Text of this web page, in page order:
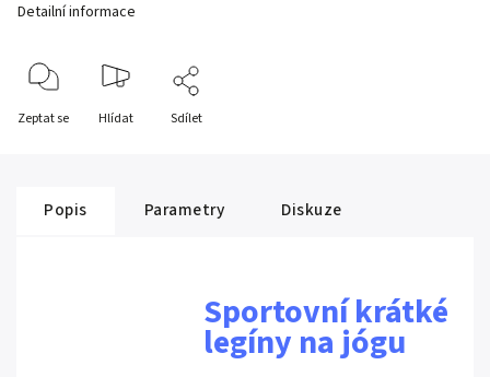
Detailní informace
Zeptat se Hlídat Sdílet
Popis Parametry Diskuze
Sportovní krátké
legíny na jógu